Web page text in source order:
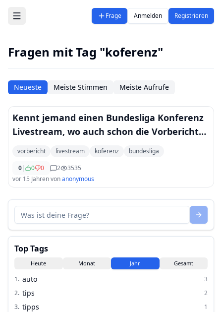
Zum Hauptinhalt springen
Frage Anmelden Registrieren
Fragen mit Tag "koferenz"
Neueste Meiste Stimmen Meiste Aufrufe
Kennt jemand einen Bundesliga Konferenz
Livestream, wo auch schon die Vorberichte
übertragen werden?
vorbericht livestream koferenz
bundesliga
0| 0 0 2
3535
vor 15 Jahrenvonanonymous
Top Tags
Heute Monat Jahr Gesamt
1. auto
3
2. tips
2
3. tipps
1